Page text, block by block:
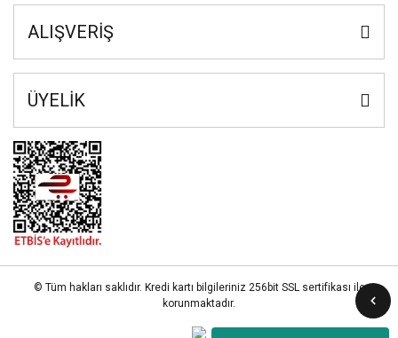
ALIŞVERİŞ
ÜYELİK
© Tüm hakları saklıdır. Kredi kartı bilgileriniz 256bit SSL sertifikası ile
korunmaktadır.